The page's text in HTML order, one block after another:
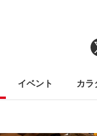
イベント カラ